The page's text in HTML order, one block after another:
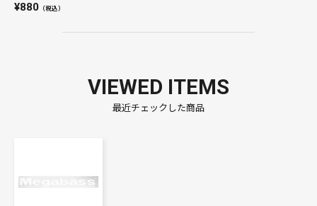
880 （税込）
VIEWED ITEMS
最近チェックした商品